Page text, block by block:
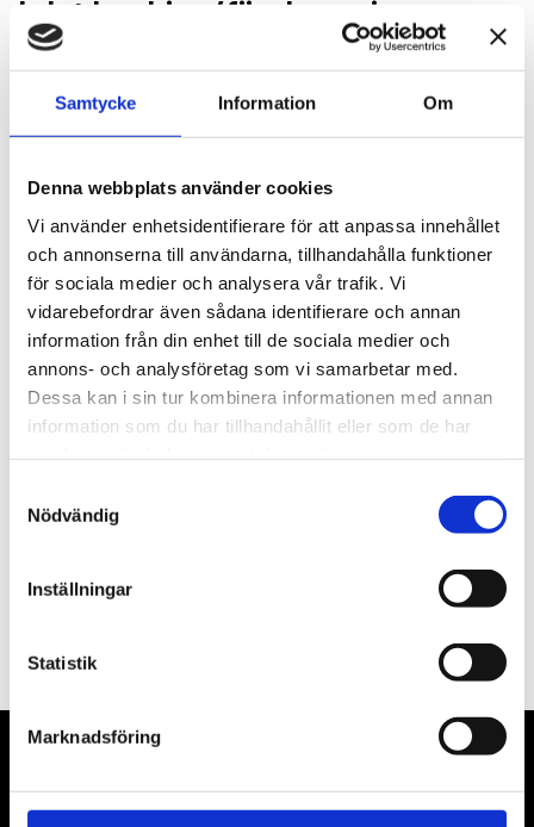
Samtycke Information Om
Denna webbplats använder cookies
Vi använder enhetsidentifierare för att anpassa innehållet
och annonserna till användarna, tillhandahålla funktioner
för sociala medier och analysera vår trafik. Vi
vidarebefordrar även sådana identifierare och annan
information från din enhet till de sociala medier och
annons- och analysföretag som vi samarbetar med.
Dessa kan i sin tur kombinera informationen med annan
information som du har tillhandahållit eller som de har
Nödvändig
Inställningar
Statistik
Marknadsföring
Inlet bushing/förskruvning
113,40 kr
st Lägg i varukorgen
Finns i lager
Beskrivning